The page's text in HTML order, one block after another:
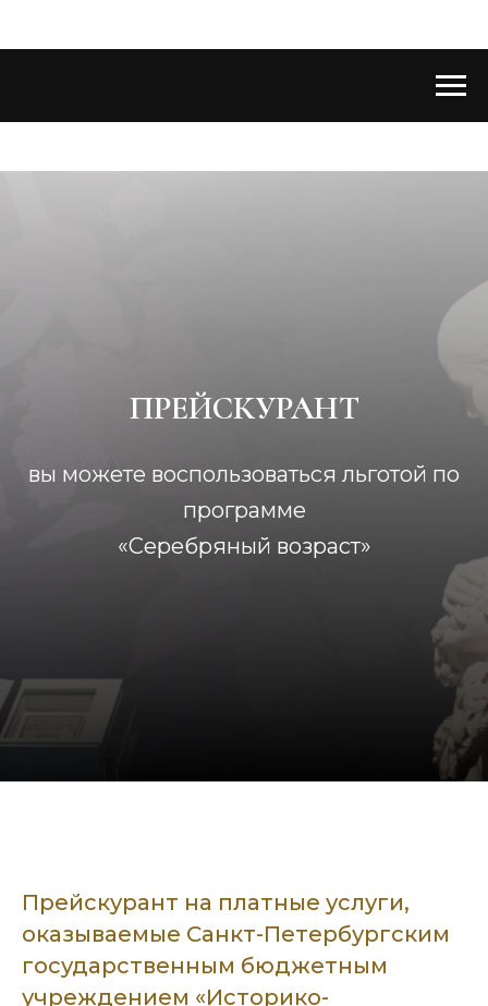
ПРЕЙСКУРАНТ
вы можете воспользоваться льготой по
программе
«Серебряный возраст»
Прейскурант на платные услуги,
оказываемые Санкт-Петербургским
государственным бюджетным
учреждением «Историко-